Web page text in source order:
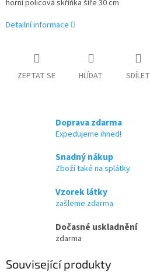
horní policová skříňka šíře 30 cm
Detailní informace
ZEPTAT SE HLÍDAT SDÍLET
Doprava zdarma
Expedujeme ihned!
Snadný nákup
Zboží také na splátky
Vzorek látky
zašleme zdarma
Dočasné uskladnění
zdarma
Související produkty